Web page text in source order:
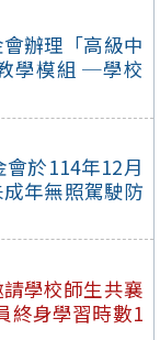
辦理「高級中
學模組 ─學校
於114年12月
年無照駕駛防
學校師生共襄
終身學習時數1